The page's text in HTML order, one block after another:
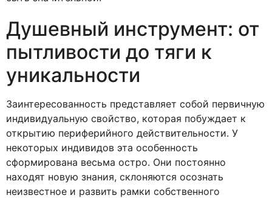
Душевный инструмент: от
пытливости до тяги к
уникальности
Заинтересованность представляет собой первичную
индивидуальную свойство, которая побуждает к
открытию периферийного действительности. У
некоторых индивидов эта особенность
сформирована весьма остро. Они постоянно
находят новую знания, склоняются осознать
неизвестное и развить рамки собственного